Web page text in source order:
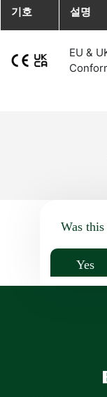
기호 설명
EU &
Was
Yes